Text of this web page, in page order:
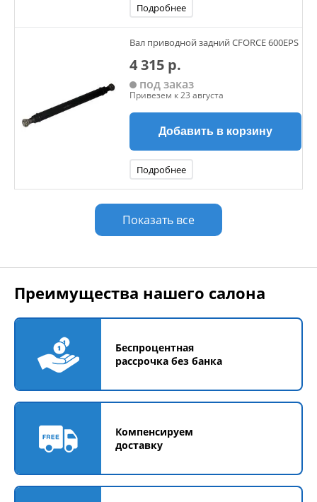
Подробнее
Вал приводной задний CFORCE 600EPS
4 315 р.
под заказ
Привезем к 23 августа
Добавить в корзину
Подробнее
Показать все
Преимущества нашего салона
Беспроцентная
рассрочка без банка
Компенсируем
доставку